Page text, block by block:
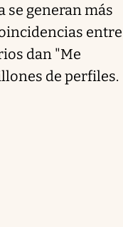
se generan más
entre
dan "Me
de perfiles.